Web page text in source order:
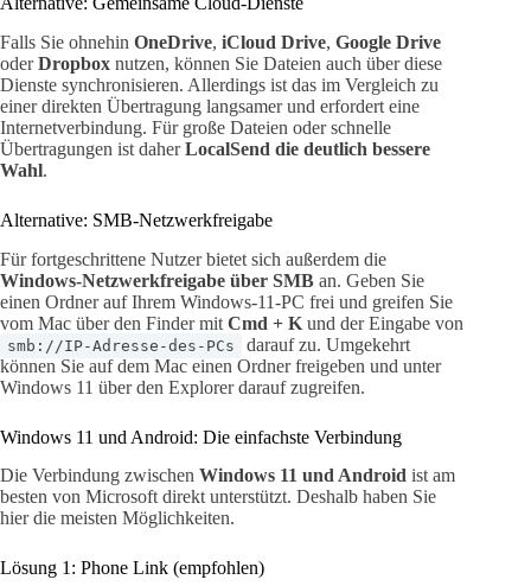
Falls Sie ohnehin OneDrive, iCloud Drive, Google Drive
oderDropbox nutzen, können Sie Dateien auch über diese
Dienste synchronisieren. Allerdings ist das im Vergleich zu
einer direkten Übertragung langsamer und erfordert eine
Internetverbindung. Für große Dateien oder schnelle
Übertragungen ist daherLocalSend die deutlich bessere
Wahl.
Alternative: SMB-Netzwerkfreigabe
Für fortgeschrittene Nutzer bietet sich außerdem die
Windows-Netzwerkfreigabe über SMB an. Geben Sie
einen Ordner auf Ihrem Windows-11-PC frei und greifen Sie
vom Mac über den Finder mit Cmd + K und der Eingabe von
smb://IP-Adresse-des-PCs
darauf zu. Umgekehrt
können Sie auf dem Mac einen Ordner freigeben und unter
Windows 11 über den Explorer darauf zugreifen.
Windows 11 und Android: Die einfachste Verbindung
Die Verbindung zwischen Windows 11 und Android ist am
besten von Microsoft direkt unterstützt. Deshalb haben Sie
hier die meisten Möglichkeiten.
Lösung 1: Phone Link (empfohlen)